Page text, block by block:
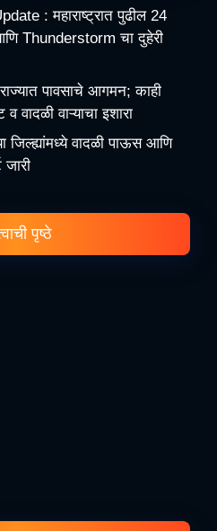
: महाराष्ट्रात पुढील 24
Thunderstorm चा दुहेरी
पावसाचे आगमन; काही
वादळी वाऱ्याचा इशारा
जिल्ह्यांमध्ये वादळी पाऊस आणि
पृष्ठे